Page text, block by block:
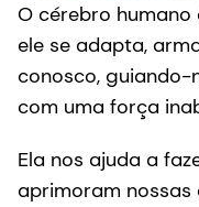
O cérebro
ele se adapta,
conosco, guiando-
com uma força
Ela nos ajuda a
aprimoram nossas